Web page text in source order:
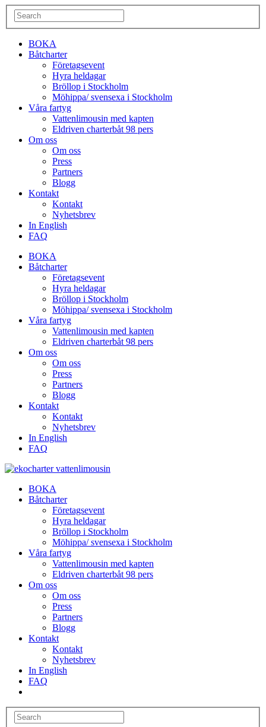
BOKA
Båtcharter
Företagsevent
Hyra heldagar
Bröllop i Stockholm
Möhippa/ svensexa i Stockholm
Våra fartyg
Vattenlimousin med kapten
Eldriven charterbåt 98 pers
Om oss
Om oss
Press
Partners
Blogg
Kontakt
Kontakt
Nyhetsbrev
In English
FAQ
BOKA
Båtcharter
Företagsevent
Hyra heldagar
Bröllop i Stockholm
Möhippa/ svensexa i Stockholm
Våra fartyg
Vattenlimousin med kapten
Eldriven charterbåt 98 pers
Om oss
Om oss
Press
Partners
Blogg
Kontakt
Kontakt
Nyhetsbrev
In English
FAQ
BOKA
Båtcharter
Företagsevent
Hyra heldagar
Bröllop i Stockholm
Möhippa/ svensexa i Stockholm
Våra fartyg
Vattenlimousin med kapten
Eldriven charterbåt 98 pers
Om oss
Om oss
Press
Partners
Blogg
Kontakt
Kontakt
Nyhetsbrev
In English
FAQ